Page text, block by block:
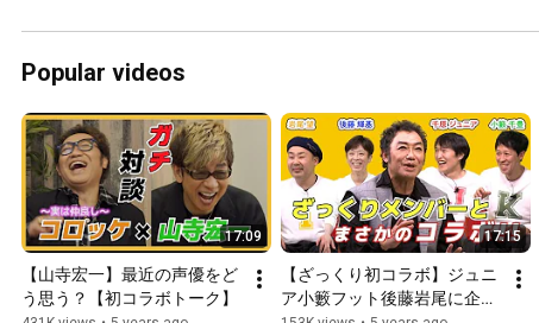
コロッケ】
Popular videos
17:09
【山寺宏一】最近の声優をど
う思う？【初コラボトーク】
17:15
【ざっくり初コラボ】ジュニ
ア小籔フット後藤岩尾に企画